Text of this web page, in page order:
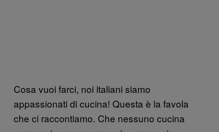
Cosa vuoi farci, noi italiani siamo
appassionati di cucina! Questa è la favola
che ci raccontiamo. Che nessuno cucina